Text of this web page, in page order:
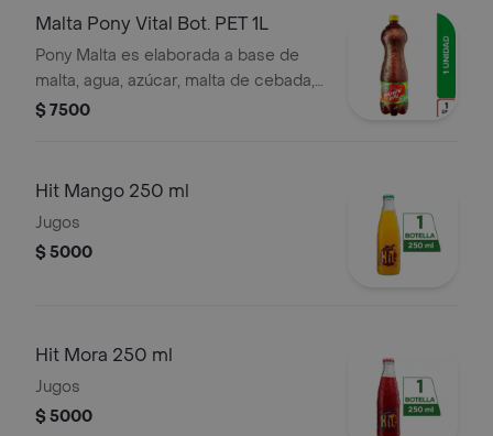
Malta Pony Vital Bot. PET 1L
Pony Malta es elaborada a base de
malta, agua, azúcar, malta de cebada,
vitaminas, entre otros ingredientes.
$ 7500
Hit Mango 250 ml
Jugos
$ 5000
Hit Mora 250 ml
Jugos
$ 5000